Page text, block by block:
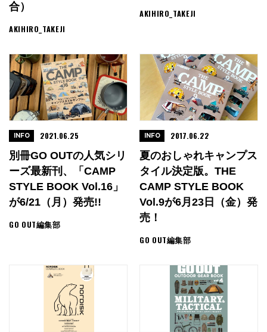
合）
AKIHIRO_TAKEJI
AKIHIRO_TAKEJI
別冊GO OUTの人気シリ
ーズ最新刊、「CAMP
STYLE BOOK Vol.16」
が6/21（月）発売!!
GO OUT編集部
INFO 2021.06.25
夏のおしゃれキャンプス
タイル決定版。THE
CAMP STYLE BOOK
Vol.9が6月23日（金）発
売！
GO OUT編集部
INFO 2017.06.22